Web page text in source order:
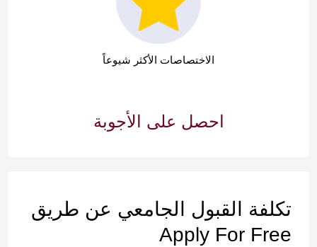
الاختصاصات الأكثر شيوعاً
احصل على الأجوبة
تكلفة القبول الجامعي عن طريق
Apply For Free